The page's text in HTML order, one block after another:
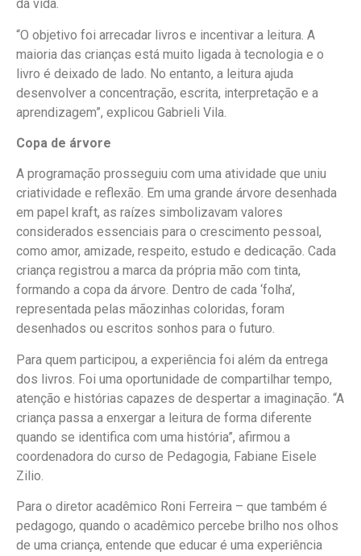
da vida.
“O objetivo foi arrecadar livros e incentivar a leitura. A
maioria das crianças está muito ligada à tecnologia e o
livro é deixado de lado. No entanto, a leitura ajuda
desenvolver a concentração, escrita, interpretação e a
aprendizagem”, explicou Gabrieli Vila.
Copa de árvore
A programação prosseguiu com uma atividade que uniu
criatividade e reflexão. Em uma grande árvore desenhada
em papel kraft, as raízes simbolizavam valores
considerados essenciais para o crescimento pessoal,
como amor, amizade, respeito, estudo e dedicação. Cada
criança registrou a marca da própria mão com tinta,
formando a copa da árvore. Dentro de cada ‘folha’,
representada pelas mãozinhas coloridas, foram
desenhados ou escritos sonhos para o futuro.
Para quem participou, a experiência foi além da entrega
dos livros. Foi uma oportunidade de compartilhar tempo,
atenção e histórias capazes de despertar a imaginação. “A
criança passa a enxergar a leitura de forma diferente
quando se identifica com uma história”, afirmou a
coordenadora do curso de Pedagogia, Fabiane Eisele
Zilio.
Para o diretor acadêmico Roni Ferreira – que também é
pedagogo, quando o acadêmico percebe brilho nos olhos
de uma criança, entende que educar é uma experiência